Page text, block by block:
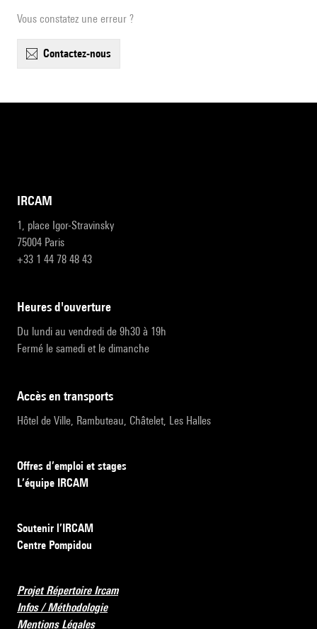
Vous constatez une erreur ?
contactez-nous
IRCAM
1, place Igor-Stravinsky
75004 Paris
+33 1 44 78 48 43
heures d'ouverture
Du lundi au vendredi de 9h30 à 19h
Fermé le samedi et le dimanche
accès en transports
Hôtel de Ville, Rambuteau, Châtelet, Les Halles
Offres d’emploi et stages
L’équipe IRCAM
Soutenir l’IRCAM
Centre Pompidou
Projet Répertoire Ircam
Infos / Méthodologie
Mentions Légales